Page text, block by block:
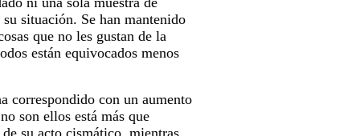
situación. Se han mantenido
que no les gustan de la
están equivocados menos
correspondido con un aumento
son ellos está más que
su acto cismático, mientras